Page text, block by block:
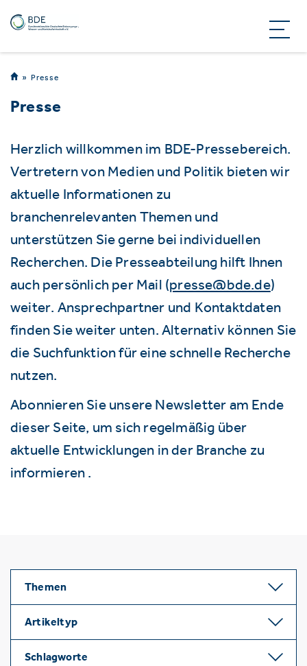
Presse
Presse
Herzlich willkommen im BDE-Pressebereich.
Vertretern von Medien und Politik bieten wir
aktuelle Informationen zu
branchenrelevanten Themen und
unterstützen Sie gerne bei individuellen
Recherchen. Die Presseabteilung hilft Ihnen
auch persönlich per Mail (presse@bde.de)
weiter. Ansprechpartner und Kontaktdaten
finden Sie weiter unten. Alternativ können Sie
die Suchfunktion für eine schnelle Recherche
nutzen.
Abonnieren Sie unsere Newsletter am Ende
dieser Seite, um sich regelmäßig über
aktuelle Entwicklungen in der Branche zu
informieren .
Themen
Artikeltyp
Schlagworte